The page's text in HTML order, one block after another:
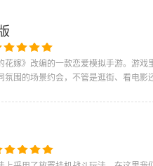
花嫁》改编的一款恋爱模拟手游。游
围的场景约会，不管是逛街、看电影